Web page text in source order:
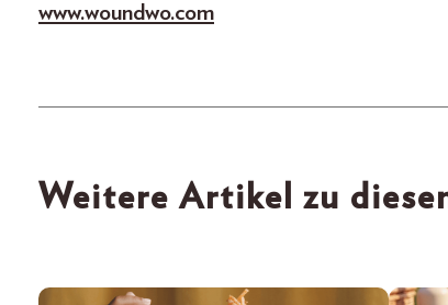
www.woundwo.com
Weitere Artikel zu